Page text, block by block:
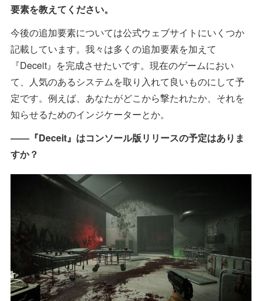
要素を教えてください。
今後の追加要素については公式ウェブサイトにいくつか
記載しています。我々は多くの追加要素を加えて
『Deceit』を完成させたいです。現在のゲームにおい
て、人気のあるシステムを取り入れて良いものにして予
定です。例えば、あなたがどこから撃たれたか、それを
知らせるためのインジケーターとか。
――『Deceit』はコンソール版リリースの予定はありま
すか？